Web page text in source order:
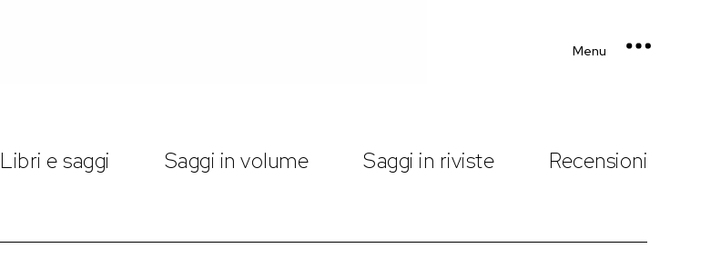
Menu
Libri e saggi Saggi in volume Saggi in riviste Recensioni